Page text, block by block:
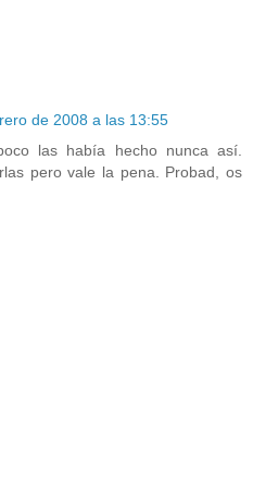
de 2008 a las 13:55
las había hecho nunca así.
pero vale la pena. Probad, os